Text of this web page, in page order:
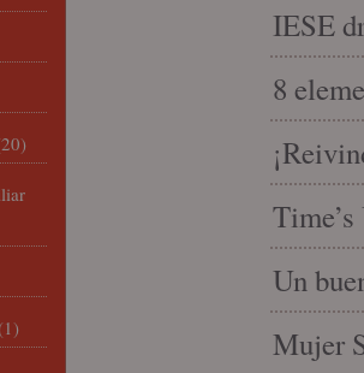
IESE
8
Un
Mujer